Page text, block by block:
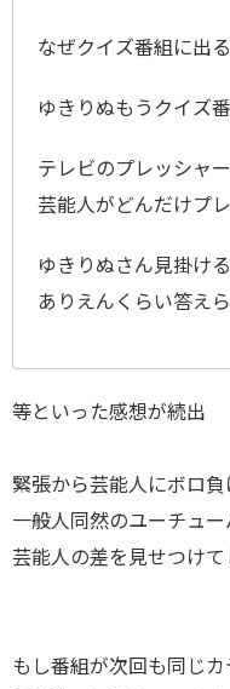
なぜクイズ番組に出
ゆきりぬもうクイズ
テレビのプレッシャ
芸能人がどんだけプ
ゆきりぬさん見掛け
ありえんくらい答え
等といった感想が続出
緊張から芸能人にボロ
一般人同然のユーチュー
芸能人の差を見せつけ
もし番組が次回も同じ